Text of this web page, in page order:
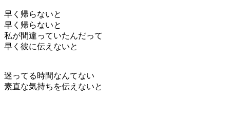
早く帰らないと
早く帰らないと
私が間違っていたんだって
早く彼に伝えないと
迷ってる時間なんてない
素直な気持ちを伝えないと